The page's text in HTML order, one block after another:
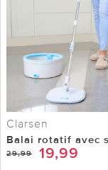
Clarsen
Balai rotatif avec
29,99 19,99